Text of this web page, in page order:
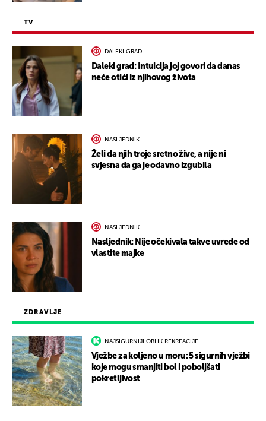
ZDRAVLJE
NAJSIGURNIJI OBLIK REKREACIJE
Vježbe za koljeno u moru: 5 sigurnih vježbi
koje mogu smanjiti bol i poboljšati
pokretljivost
TV
DALEKI GRAD
Daleki grad: Intuicija joj govori da danas
neće otići iz njihovog života
NASLJEDNIK
Želi da njih troje sretno žive, a nije ni
svjesna da ga je odavno izgubila
NASLJEDNIK
Nasljednik: Nije očekivala takve uvrede od
vlastite majke